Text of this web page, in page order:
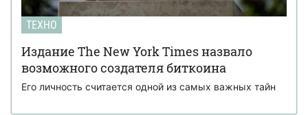
ТЕХНО
Издание The New York Times назвало
возможного создателя биткоина
Его личность считается одной из самых важных тайн